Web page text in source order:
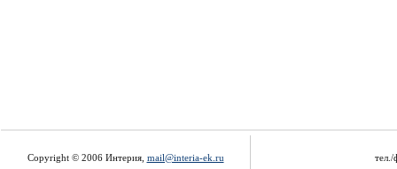
Copyright © 2006 Интерия, mail@interia-ek.ru